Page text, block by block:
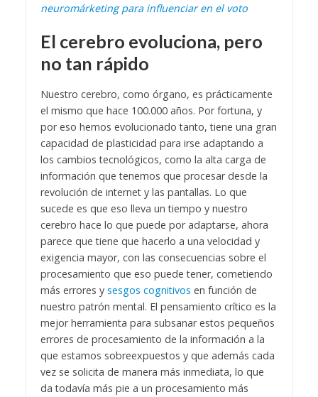
neuromárketing para influenciar en el voto
El cerebro evoluciona, pero
no tan rápido
Nuestro cerebro, como órgano, es prácticamente
el mismo que hace 100.000 años. Por fortuna, y
por eso hemos evolucionado tanto, tiene una gran
capacidad de plasticidad para irse adaptando a
los cambios tecnológicos, como la alta carga de
información que tenemos que procesar desde la
revolución de internet y las pantallas. Lo que
sucede es que eso lleva un tiempo y nuestro
cerebro hace lo que puede por adaptarse, ahora
parece que tiene que hacerlo a una velocidad y
exigencia mayor, con las consecuencias sobre el
procesamiento que eso puede tener, cometiendo
más errores y sesgos cognitivos en función de
nuestro patrón mental. El pensamiento crítico es la
mejor herramienta para subsanar estos pequeños
errores de procesamiento de la información a la
que estamos sobreexpuestos y que además cada
vez se solicita de manera más inmediata, lo que
da todavía más pie a un procesamiento más